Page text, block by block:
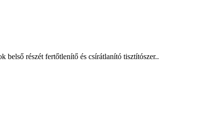
részét fertőtlenítő és csírátlanító tisztítószer..